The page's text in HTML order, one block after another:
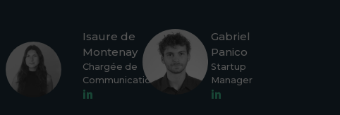
Isaure de
Montenay
Chargée de
Communication
Gabriel
Panico
Startup
Manager